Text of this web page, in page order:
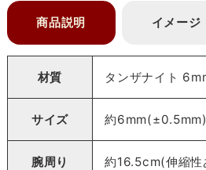
商品説明 イメージ
材質 タンザナイト
サイズ 約6mm(±0.5mm)
腕周り 約16.5cm(伸縮性